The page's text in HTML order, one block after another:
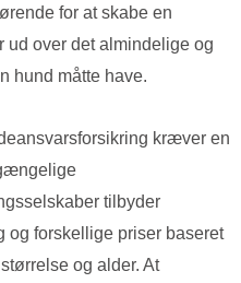
for at skabe en
ud over det almindelige og
hund måtte have.
kræver en
tilbyder
forskellige priser baseret
og alder. At